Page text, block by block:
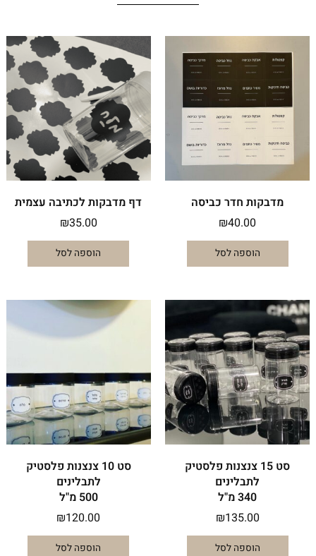
מדבקות חדר כביסה
₪40.00
הוספה לסל
דף מדבקות לכתיבה עצמית
₪35.00
הוספה לסל
סט 15 צנצנות פלסטיק
לתבלינים
340 מ"ל
₪135.00
הוספה לסל
סט 10 צנצנות פלסטיק
לתבלינים
500 מ"ל
₪120.00
הוספה לסל